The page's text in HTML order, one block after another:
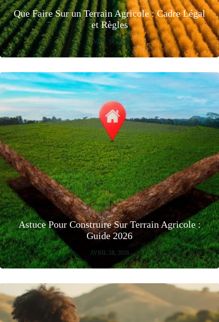
Que Faire Sur un Terrain Agricole : Cadre Légal
et Règles
AVRIL 19, 2026
Astuce Pour Construire Sur Terrain Agricole :
Guide 2026
AVRIL 18, 2026